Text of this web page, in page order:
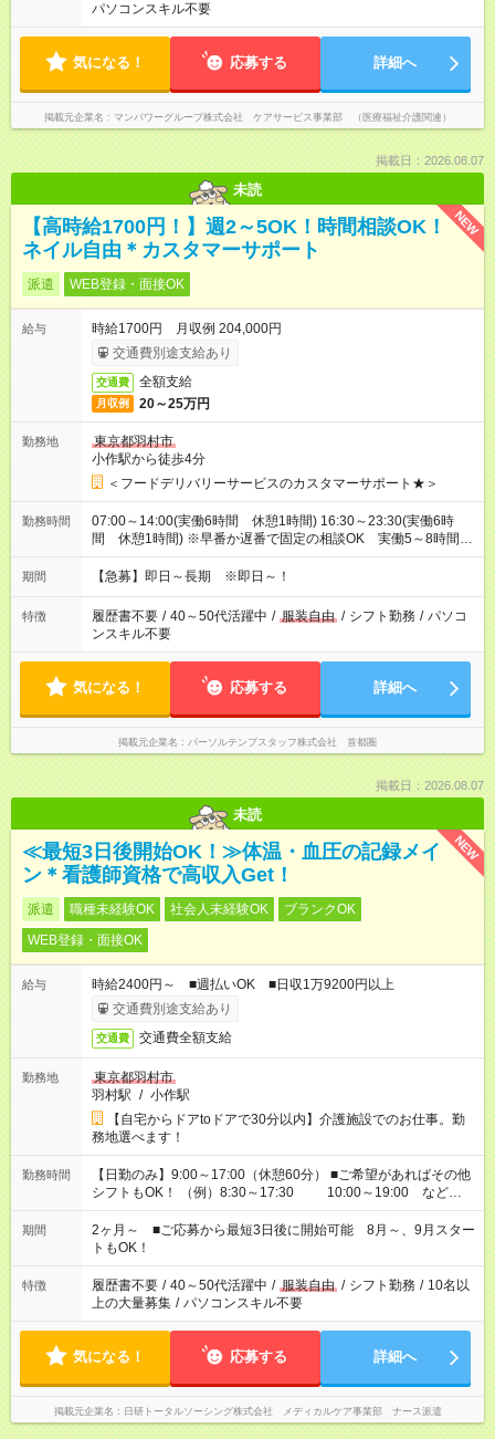
パソコンスキル不要
気になる！ 応募する 詳細へ
掲載元企業名 マンパワーグループ株式会社 ケアサービス事業部 （医療福祉介護関連）
掲載日：2026.08.07
未読
NEW
【高時給1700円！】週2～5OK！時間相談OK！
ネイル自由＊カスタマーサポート
派遣 WEB登録・面接OK
給与
時給1700円 月収例 204,000円
交通費別途支給あり
交通費 全額支給
月収例 20～25万円
勤務地
東京都羽村市
小作駅から徒歩4分
＜フードデリバリーサービスのカスタマーサポート★＞
勤務時間
07:00～14:00(実働6時間 休憩1時間) 16:30～23:30(実働6時
間 休憩1時間) ※早番か遅番で固定の相談OK 実働5～8時間で
相談OK！
期間 【急募】即日～長期 ※即日～！
特徴 履歴書不要 / 40～50代活躍中 / 服装自由 / シフト勤務 / パソコ
ンスキル不要
気になる！ 応募する 詳細へ
掲載元企業名 パーソルテンプスタッフ株式会社 首都圏
掲載日：2026.08.07
未読
NEW
≪最短3日後開始OK！≫体温・血圧の記録メイ
ン＊看護師資格で高収入Get！
派遣 職種未経験OK 社会人未経験OK
ブランクOK
WEB登録・面接OK
給与
時給2400円～ ■週払いOK ■日収1万9200円以上
交通費別途支給あり
交通費 交通費全額支給
勤務地
東京都羽村市
羽村駅 / 小作駅
【自宅からドアtoドアで30分以内】介護施設でのお仕事。勤
務地選べます！
勤務時間
【日勤のみ】9:00～17:00（休憩60分） ■ご希望があればその他
シフトもOK！ （例）8:30～17:30 10:00～19:00 など
「家族とお休みを合わせたい」 「できれば残業はしたくない」
など、あなたのご希望に沿ったお仕事をご紹介します！ ※Wワ
ーク希望の方へ 今ご覧のお仕事で希望する勤務時間と、もう1つ
のお仕事の勤務時間。 合計で週40時間を超える場合は応募でき
ません
期間
2ヶ月～ ■ご応募から最短3日後に開始可能 8月～、9月スター
トもOK！
特徴 履歴書不要 / 40～50代活躍中 / 服装自由 / シフト勤務 / 10名以
上の大量募集 / パソコンスキル不要
気になる！ 応募する 詳細へ
掲載元企業名 日研トータルソーシング株式会社 メディカルケア事業部 ナース派遣